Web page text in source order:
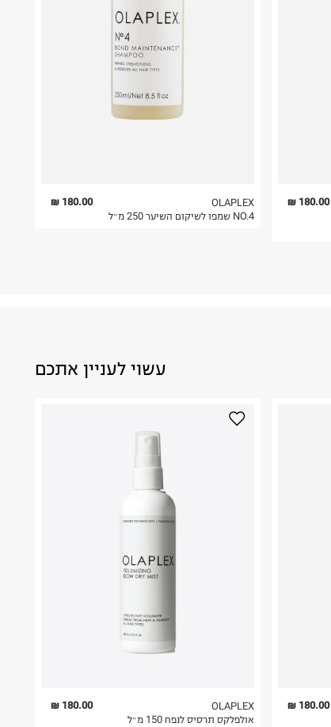
180.00 ₪
OLAPLEX
NO.4 שמפו לשיקום השיער 250 מ״ל
180.00 ₪
עשוי לעניין אתכם
180.00 ₪
OLAPLEX
אולפלקס תרסיס לנפח 150 מ״ל
180.00 ₪